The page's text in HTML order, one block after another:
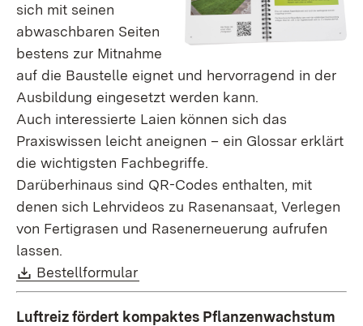
sich mit seinen
abwaschbaren Seiten
bestens zur Mitnahme
auf die Baustelle eignet und hervorragend in der
Ausbildung eingesetzt werden kann.
Auch interessierte Laien können sich das
Praxiswissen leicht aneignen – ein Glossar erklärt
die wichtigsten Fachbegriffe.
Darüberhinaus sind QR-Codes enthalten, mit
denen sich Lehrvideos zu Rasenansaat, Verlegen
von Fertigrasen und Rasenerneuerung aufrufen
lassen.
Download:
Bestellformular
Luftreiz fördert kompaktes Pflanzenwachstum